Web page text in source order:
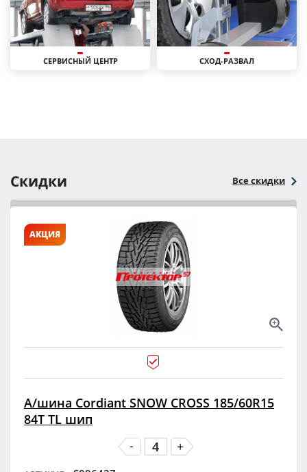
СЕРВИСНЫЙ ЦЕНТР СХОД-РАЗВАЛ
Скидки Все скидки
АКЦИЯ
А/шина Cordiant SNOW CROSS 185/60R15
84T TL шип
-
+